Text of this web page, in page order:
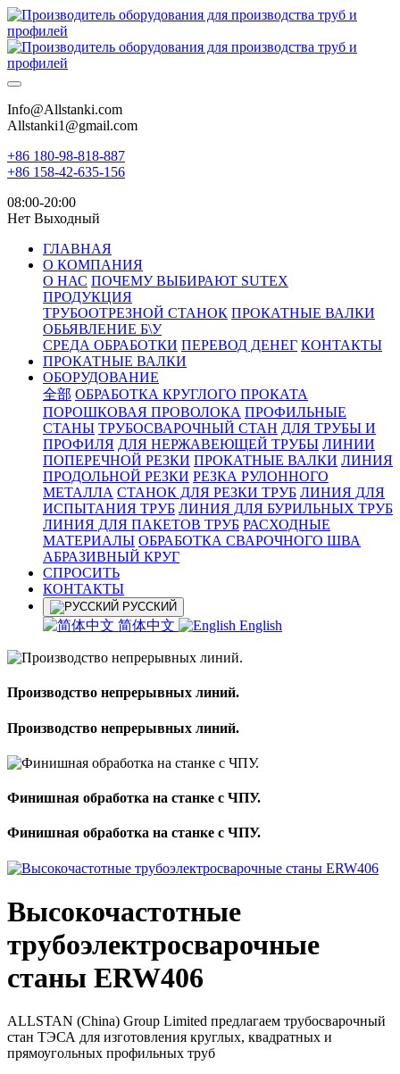
Info@Allstanki.com
Allstanki1@gmail.com
+86 180-98-818-887
+86 158-42-635-156
08:00-20:00
Нет Выходный
ГЛАВНАЯ
О КОМПАНИЯ
О НАС ПОЧЕМУ ВЫБИРАЮТ SUTEX
ПРОДУКЦИЯ
ТРУБООТРЕЗНОЙ СТАНОК ПРОКАТНЫЕ ВАЛКИ
ОБЬЯВЛЕНИЕ Б\У
СРЕДА ОБРАБОТКИ ПЕРЕВОД ДЕНЕГ КОНТАКТЫ
ПРОКАТНЫЕ ВАЛКИ
ОБОРУДОВАНИЕ
全部 ОБРАБОТКА КРУГЛОГО ПРОКАТА
ПОРОШКОВАЯ ПРОВОЛОКА ПРОФИЛЬНЫЕ
СТАНЫ ТРУБОСВАРОЧНЫЙ СТАН ДЛЯ ТРУБЫ И
ПРОФИЛЯ ДЛЯ НЕРЖАВЕЮЩЕЙ ТРУБЫ ЛИНИИ
ПОПЕРЕЧНОЙ РЕЗКИ ПРОКАТНЫЕ ВАЛКИ ЛИНИЯ
ПРОДОЛЬНОЙ РЕЗКИ РЕЗКА РУЛОННОГО
МЕТАЛЛА СТАНОК ДЛЯ РЕЗКИ ТРУБ ЛИНИЯ ДЛЯ
ИСПЫТАНИЯ ТРУБ ЛИНИЯ ДЛЯ БУРИЛЬНЫХ ТРУБ
ЛИНИЯ ДЛЯ ПАКЕТОВ ТРУБ РАСХОДНЫЕ
МАТЕРИАЛЫ OБРАБОТКА СВАРОЧНОГО ШВА
АБРАЗИВНЫЙ КРУГ
СПРОСИТЬ
КОНТАКТЫ
РУССКИЙ
简体中文 English
Производство непрерывных линий.
Производство непрерывных линий.
Финишная обработка на станке с ЧПУ.
Финишная обработка на станке с ЧПУ.
Высокочастотные
трубоэлектросварочные
станы ERW406
ALLSTAN (China) Group Limited предлагаем трубосварочный
стан ТЭСА для изготовления круглых, квадратных и
прямоугольных профильных труб